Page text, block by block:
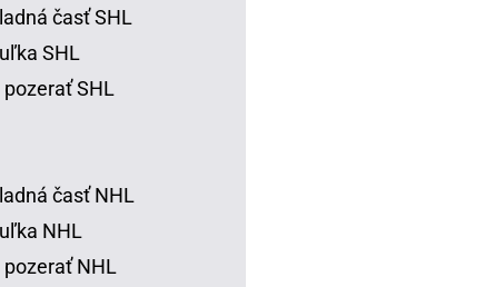
časť SHL
SHL
pozerať SHL
časť NHL
NHL
pozerať NHL